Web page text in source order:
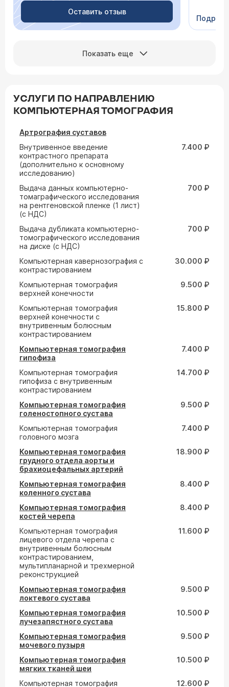
Оставить отзыв
Сейчас
Показать еще
УСЛУГИ ПО НАПРАВЛЕНИЮ
КОМПЬЮТЕРНАЯ ТОМОГРАФИЯ
Артрография суставов
Внутривенное введение
контрастного препарата
(дополнительно к основному
исследованию)
7.400 ₽
Выдача данных компьютерно-
томаграфического исследования
на рентгеновской пленке (1 лист)
(с НДС)
700 ₽
Выдача дубликата компьютерно-
томографического исследования
на диске (с НДС)
700 ₽
Компьютерная кавернозография с
контрастированием
30.000 ₽
Компьютерная томография
верхней конечности
9.500 ₽
Компьютерная томография
верхней конечности с
внутривенным болюсным
контрастированием
15.800 ₽
Компьютерная томография
гипофиза
7.400 ₽
Компьютерная томография
гипофиза с внутривенным
контрастированием
14.700 ₽
Компьютерная томография
голеностопного сустава
9.500 ₽
Компьютерная томография
головного мозга
7.400 ₽
Компьютерная томография
грудного отдела аорты и
брахиоцефальных артерий
18.900 ₽
Компьютерная томография
коленного сустава
8.400 ₽
Компьютерная томография
костей черепа
8.400 ₽
Компьютерная томография
лицевого отдела черепа с
внутривенным болюсным
контрастированием,
мультипланарной и трехмерной
реконструкцией
11.600 ₽
Компьютерная томография
локтевого сустава
9.500 ₽
Компьютерная томография
лучезапястного сустава
10.500 ₽
Компьютерная томография
мочевого пузыря
9.500 ₽
Компьютерная томография
мягких тканей шеи
10.500 ₽
Компьютерная томография 12.600 ₽